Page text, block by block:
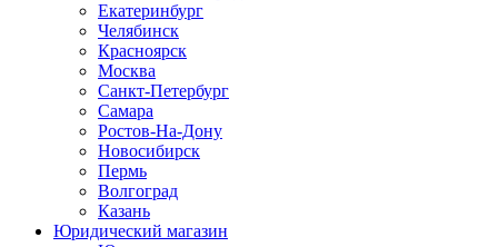
Екатеринбург
Челябинск
Красноярск
Москва
Санкт-Петербург
Самара
Ростов-На-Дону
Новосибирск
Пермь
Волгоград
Казань
Юридический магазин